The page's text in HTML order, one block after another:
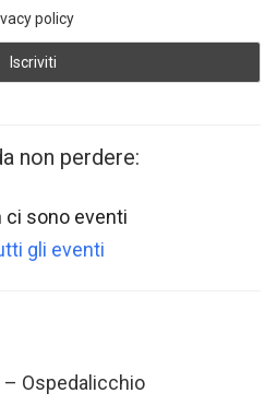
policy
non perdere:
ci sono eventi
gli eventi
– Ospedalicchio